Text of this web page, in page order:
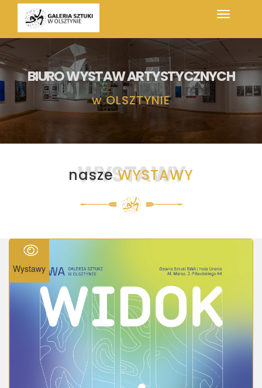
BIURO WYSTAW ARTYSTYCZNYCH
w OLSZTYNIE
WYSTAWY
naszeWYSTAWY
Wystawy